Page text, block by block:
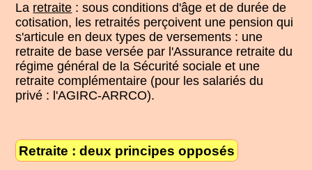
La retraite : sous conditions d'âge et de durée de
cotisation, les retraités perçoivent une pension qui
s'articule en deux types de versements : une
retraite de base versée par l'Assurance retraite du
régime général de la Sécurité sociale et une
retraite complémentaire (pour les salariés du
privé : l'AGIRC-ARRCO).
Retraite : deux principes opposés